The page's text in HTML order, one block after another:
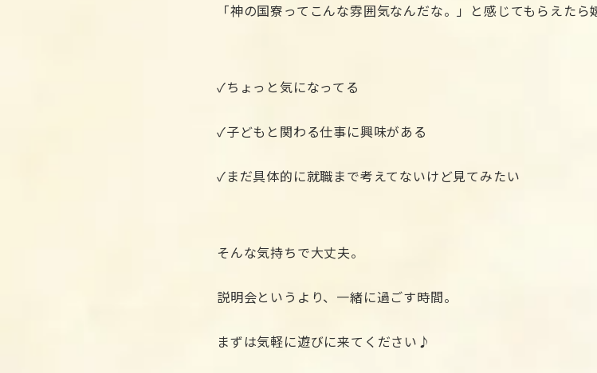
「神の国寮ってこんな雰囲気なんだな。」と感じてもらえたら
✓ちょっと気になってる
✓子どもと関わる仕事に興味がある
✓まだ具体的に就職まで考えてないけど見てみたい
そんな気持ちで大丈夫。
説明会というより、一緒に過ごす時間。
まずは気軽に遊びに来てください♪